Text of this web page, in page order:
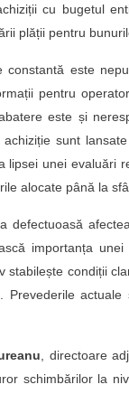
cu bugetul
plății pentru
constantă este
pentru
este și
achiziție sunt
lipsei unei evaluări
alocate până la
defectuoasă
importanța
stabilește condiții
Prevederile
, directoare
schimbărilor la